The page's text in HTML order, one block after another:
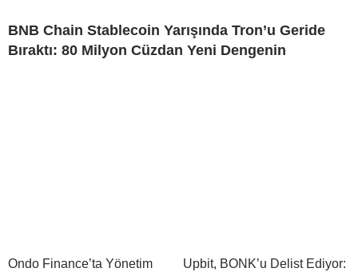
BNB Chain Stablecoin Yarışında Tron’u Geride
Bıraktı: 80 Milyon Cüzdan Yeni Dengenin
Ondo Finance’ta Yönetim
Upbit, BONK’u Delist Ediyor: